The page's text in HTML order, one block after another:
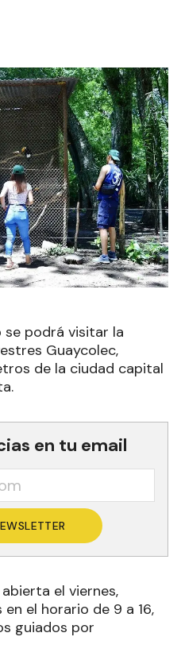
se podrá visitar la
Guaycolec,
de la ciudad capital
en tu email
el viernes,
el horario de 9 a 16,
guiados por